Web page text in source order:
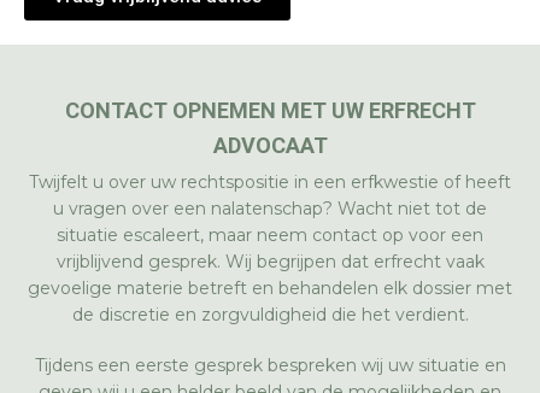
CONTACT OPNEMEN MET UW ERFRECHT
ADVOCAAT
Twijfelt u over uw rechtspositie in een erfkwestie of heeft
u vragen over een nalatenschap? Wacht niet tot de
situatie escaleert, maar neem contact op voor een
vrijblijvend gesprek. Wij begrijpen dat erfrecht vaak
gevoelige materie betreft en behandelen elk dossier met
de discretie en zorgvuldigheid die het verdient.
Tijdens een eerste gesprek bespreken wij uw situatie en